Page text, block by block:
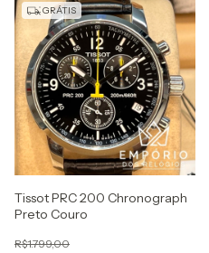
GRÁTIS
Tissot PRC 200 Chronograph
Preto Couro
R$1.799,00